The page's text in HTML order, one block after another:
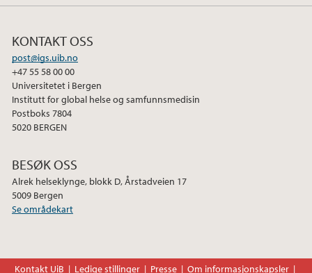
KONTAKT OSS
post@igs.uib.no
+47 55 58 00 00
Universitetet i Bergen
Institutt for global helse og samfunnsmedisin
Postboks 7804
5020 BERGEN
BESØK OSS
Alrek helseklynge, blokk D, Årstadveien 17
5009 Bergen
Se områdekart
Kontakt UiB Ledige stillinger Presse Om informasjonskapsler